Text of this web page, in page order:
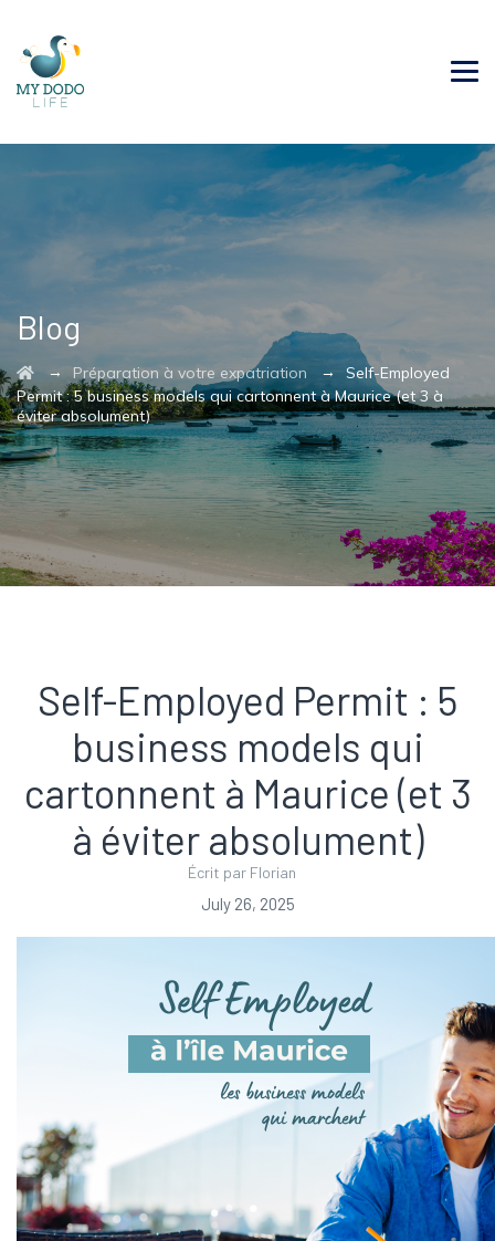
Blog
→ Préparation à votre expatriation → Self-Employed
Permit : 5 business models qui cartonnent à Maurice (et 3 à
éviter absolument)
Self-Employed Permit : 5
business models qui
cartonnent à Maurice (et 3
à éviter absolument)
Écrit par Florian
July 26, 2025